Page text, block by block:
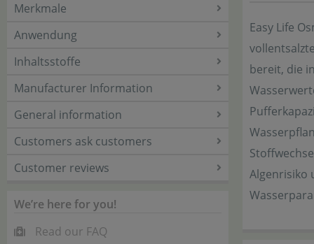
Merkmale
Anwendung
Inhaltsstoffe
Manufacturer Information
General information
Customers ask customers
Customer reviews
We’re here for you!
Read our FAQ
Easy Life
bereit, die
Algenrisiko